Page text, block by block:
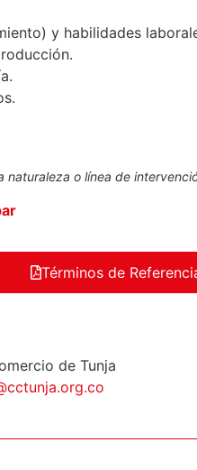
y habilidades
o línea de
Términos de
de Tunja